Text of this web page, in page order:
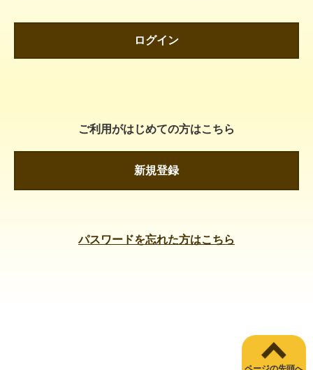
ログイン
ご利用がはじめての方はこちら
新規登録
パスワードを忘れた方はこちら